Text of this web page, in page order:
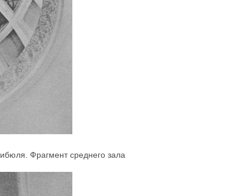
Фрагмент среднего зала